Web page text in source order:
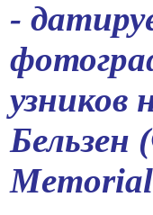
-
узников
Бельзен